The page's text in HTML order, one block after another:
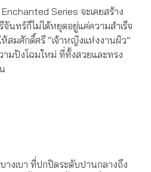
Series จะเคยสร้าง
นทร์ก็ไม่ได้หยุดอยู่แค่ความสำเร็จ
ห้สมศักดิ์ศรี “เจ้าหญิงแห่งงานผิว”
มปังโฉมใหม่ ที่ทั้งสวยและทรง
งเบา ที่ปกปิดระดับปานกลางถึง